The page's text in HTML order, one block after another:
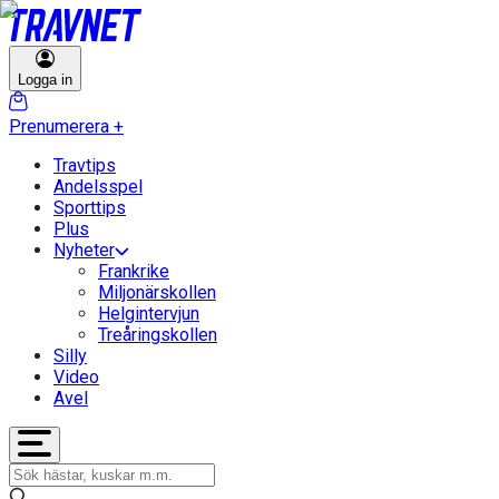
Logga in
Prenumerera +
Travtips
Andelsspel
Sporttips
Plus
Nyheter
Frankrike
Miljonärskollen
Helgintervjun
Treåringskollen
Silly
Video
Avel